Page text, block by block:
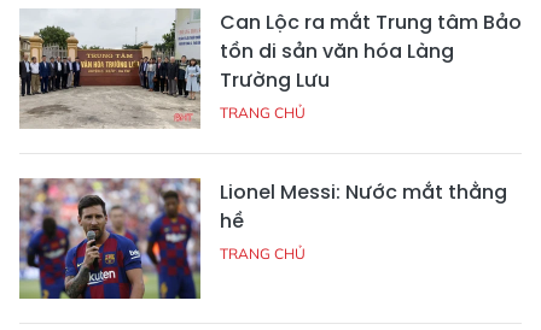
Can Lộc ra mắt Trung tâm Bảo
tồn di sản văn hóa Làng
Trường Lưu
TRANG CHỦ
Lionel Messi: Nước mắt thằng
hề
TRANG CHỦ